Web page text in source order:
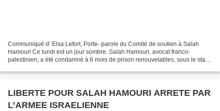
Communiqué d’ Elsa Lefort, Porte- parole du Comité de soutien à Salah
Hamouri Ce lundi est un jour sombre. Salah Hamouri, avocat franco-
palestinien, a été condamné à 6 mois de prison renouvelables, sous le statut
LIBERTE POUR SALAH HAMOURI ARRETE PAR
L’ARMEE ISRAELIENNE